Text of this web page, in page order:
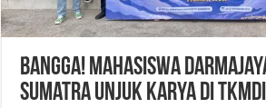
Bangga! Mahasiswa
Sumatra Unjuk Karya di